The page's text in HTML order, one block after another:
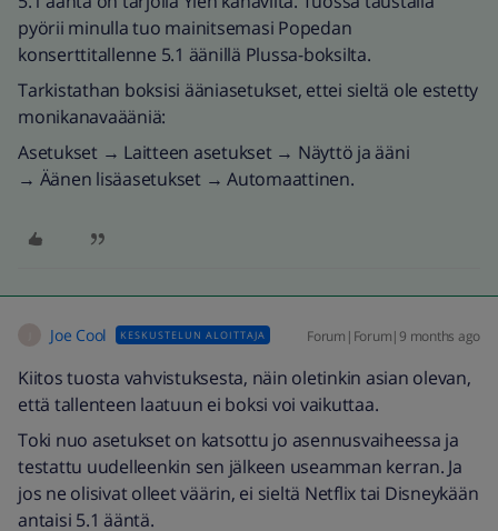
pyörii minulla tuo mainitsemasi Popedan
konserttitallenne 5.1 äänillä Plussa-boksilta.
Tarkistathan boksisi ääniasetukset, ettei sieltä ole estetty
monikanavaääniä:
Asetukset → Laitteen asetukset → Näyttö ja ääni
→ Äänen lisäasetukset → Automaattinen.
Joe Cool KESKUSTELUN ALOITTAJA Forum|Forum|9 months ago
Kiitos tuosta vahvistuksesta, näin oletinkin asian olevan,
että tallenteen laatuun ei boksi voi vaikuttaa.
Toki nuo asetukset on katsottu jo asennusvaiheessa ja
testattu uudelleenkin sen jälkeen useamman kerran. Ja
jos ne olisivat olleet väärin, ei sieltä Netflix tai Disneykään
antaisi 5.1 ääntä.